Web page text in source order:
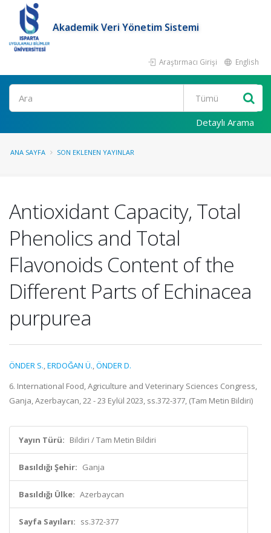
Akademik Veri Yönetim Sistemi
Araştırmacı Girişi English
Ara
Detaylı Arama
ANA SAYFA SON EKLENEN YAYINLAR
Antioxidant Capacity, Total
Phenolics and Total
Flavonoids Content of the
Different Parts of Echinacea
purpurea
ÖNDER S.,ERDOĞAN Ü.,ÖNDER D.
6. International Food, Agriculture and Veterinary Sciences Congress,
Ganja, Azerbaycan, 22 - 23 Eylül 2023, ss.372-377, (Tam Metin Bildiri)
Yayın Türü: Bildiri / Tam Metin Bildiri
Basıldığı Şehir: Ganja
Basıldığı Ülke: Azerbaycan
Sayfa Sayıları: ss.372-377